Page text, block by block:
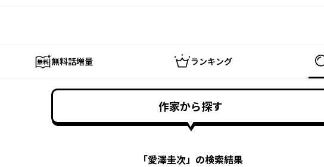
無料話増量 ランキング
作家から探す
「愛澤圭次」の検索結果